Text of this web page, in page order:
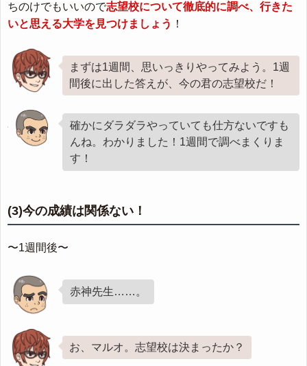
ちのけでもいいので志望校について徹底的に調べ、行きた
いと思える大学を見つけましょう ！
まずは1週間、思いっきりやってみよう。1週
間後に出した答えが、今の君の志望校だ！
確かにダラダラやっていても仕方ないですも
んね。わかりました！1週間で調べまくりま
す！
(3)今の成績は関係ない！
〜1週間後〜
赤神先生……。
お、マルオ。志望校は決まったか？